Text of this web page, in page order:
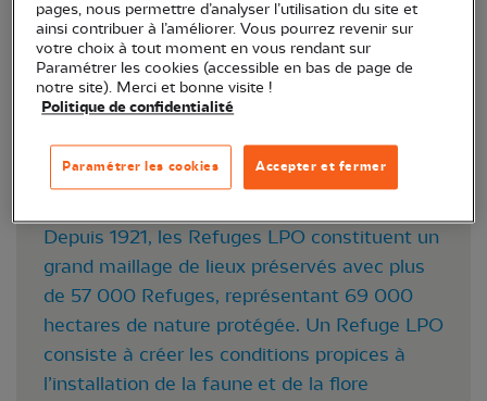
Animation proposé en partenariat avec la Ville de
Pessac, dans le cadre des Refuges LPO.
Un jardin ou un balcon peut être un réel
Depuis 1921, les Refuges LPO constituent un
grand maillage de lieux préservés avec plus
de 57 000 Refuges, représentant 69 000
hectares de nature protégée. Un Refuge LPO
consiste à créer les conditions propices à
l’installation de la faune et de la flore
pages, nous permettre d’analyser l’utilisation du site et
ainsi contribuer à l’améliorer. Vous pourrez revenir sur
votre choix à tout moment en vous rendant sur
Paramétrer les cookies (accessible en bas de page de
notre site). Merci et bonne visite !
Politique de confidentialité
Accepter et fermer
Paramétrer les cookies